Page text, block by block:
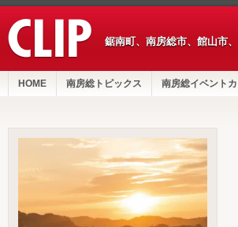
鋸南町、南房総市、館山市
HOME 南房総トピックス 南房総イベント